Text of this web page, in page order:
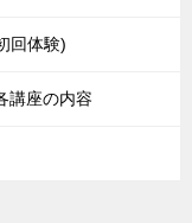
回体験)
講座の内容